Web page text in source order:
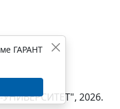
2026.
ГАРАНТ